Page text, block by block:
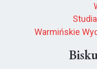
Warmińskie